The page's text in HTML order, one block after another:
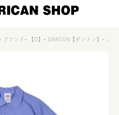
ブランド 【D】 DANTON【ダントン】 メン